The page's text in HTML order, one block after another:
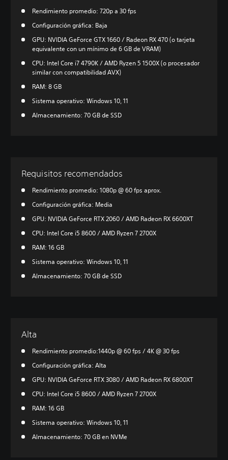
Rendimiento promedio: 720p a 30 fps
Configuración gráfica: Baja
GPU: NVIDIA GeForce GTX 1660 / Radeon RX 470 (o tarjeta
equivalente con un mínimo de 6 GB de VRAM)
CPU: Intel Core i7 4790K / AMD Ryzen 5 1500X (o procesador
similar con compatibilidad AVX)
RAM: 8 GB
Sistema operativo: Windows 10, 11
Almacenamiento: 70 GB de SSD
Requisitos recomendados
Rendimiento promedio: 1080p @ 60 fps aprox.
Configuración gráfica: Media
GPU: NVIDIA GeForce RTX 2060 / AMD Radeon RX 6600XT
CPU: Intel Core i5 8600 / AMD Ryzen 7 2700X
RAM: 16 GB
Sistema operativo: Windows 10, 11
Almacenamiento: 70 GB de SSD
Alta
Rendimiento promedio:1440p @ 60 fps / 4K @ 30 fps
Configuración gráfica: Alta
GPU: NVIDIA GeForce RTX 3080 / AMD Radeon RX 6800XT
CPU: Intel Core i5 8600 / AMD Ryzen 7 2700X
RAM: 16 GB
Sistema operativo: Windows 10, 11
Almacenamiento: 70 GB en NVMe